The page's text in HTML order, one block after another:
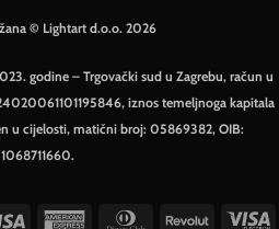
© Lightart d.o.o. 2026
godine – Trgovački sud u Zagrebu, račun u
iznos temeljnoga kapitala
u cijelosti, matični broj: 05869382, OIB:
Visa
American
Dinners Revolut